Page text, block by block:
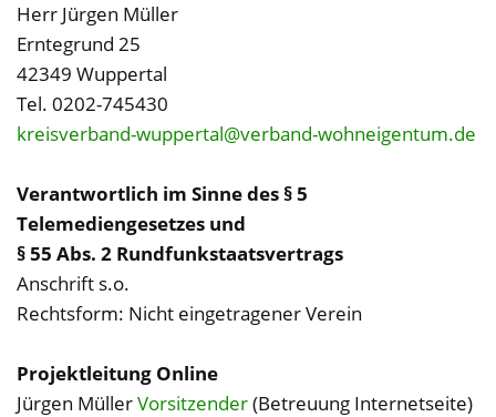
Herr Jürgen Müller
Erntegrund 25
42349 Wuppertal
Tel. 0202-745430
kreisverband-wuppertal@verband-wohneigentum.de
Verantwortlich im Sinne des § 5
Telemediengesetzes und
§ 55 Abs. 2 Rundfunkstaatsvertrags
Anschrift s.o.
Rechtsform: Nicht eingetragener Verein
Projektleitung Online
Jürgen MüllerVorsitzender(Betreuung Internetseite)